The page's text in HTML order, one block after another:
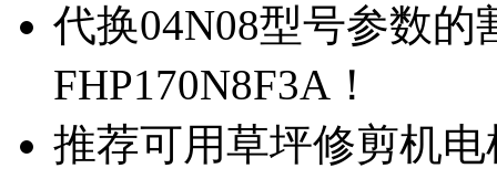
代换04N08型号参数
FHP170N8F3A！
推荐可用草坪修剪机电